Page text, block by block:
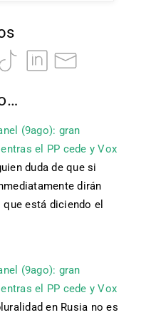
(9ago): gran
el PP cede y Vox
duda de que si
dirán
está diciendo el
(9ago): gran
el PP cede y Vox
en Rusia no es